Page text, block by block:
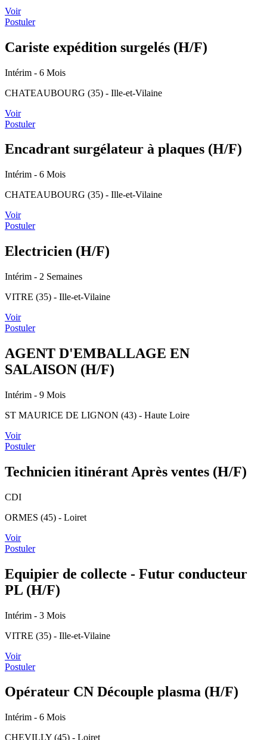
Voir
Postuler
Cariste expédition surgelés (H/F)
Intérim - 6 Mois
CHATEAUBOURG (35) - Ille-et-Vilaine
Voir
Postuler
Encadrant surgélateur à plaques (H/F)
Intérim - 6 Mois
CHATEAUBOURG (35) - Ille-et-Vilaine
Voir
Postuler
Electricien (H/F)
Intérim - 2 Semaines
VITRE (35) - Ille-et-Vilaine
Voir
Postuler
AGENT D'EMBALLAGE EN
SALAISON (H/F)
Intérim - 9 Mois
ST MAURICE DE LIGNON (43) - Haute Loire
Voir
Postuler
Technicien itinérant Après ventes (H/F)
CDI
ORMES (45) - Loiret
Voir
Postuler
Equipier de collecte - Futur conducteur
PL (H/F)
Intérim - 3 Mois
VITRE (35) - Ille-et-Vilaine
Voir
Postuler
Opérateur CN Découple plasma (H/F)
Intérim - 6 Mois
CHEVILLY (45) - Loiret